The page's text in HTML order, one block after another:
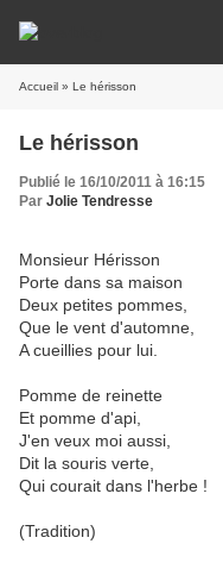
Accueil » Le hérisson
Le hérisson
Publié le 16/10/2011 à 16:15
Par Jolie Tendresse
Monsieur Hérisson
Porte dans sa maison
Deux petites pommes,
Que le vent d'automne,
A cueillies pour lui.
Pomme de reinette
Et pomme d'api,
J'en veux moi aussi,
Dit la souris verte,
Qui courait dans l'herbe !
(Tradition)